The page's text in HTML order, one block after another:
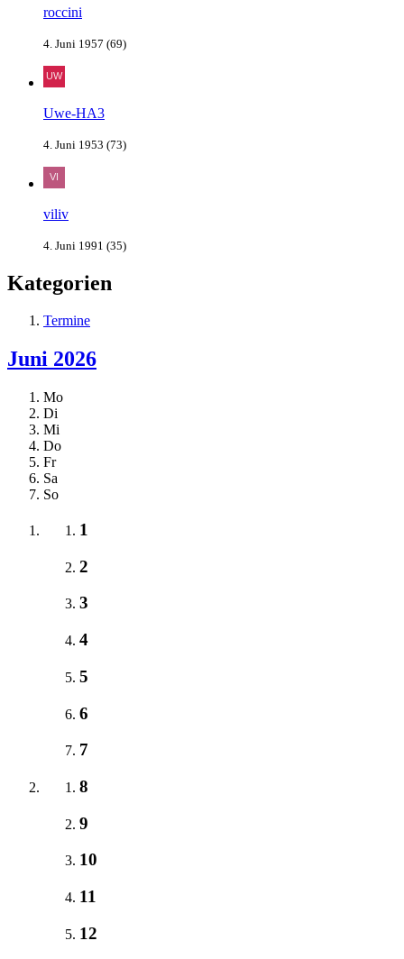
roccini
4. Juni 1957 (69)
Uwe-HA3
4. Juni 1953 (73)
viliv
4. Juni 1991 (35)
Kategorien
Termine
Juni 2026
Mo
Di
Mi
Do
Fr
Sa
So
1
2
3
4
5
6
7
8
9
10
11
12